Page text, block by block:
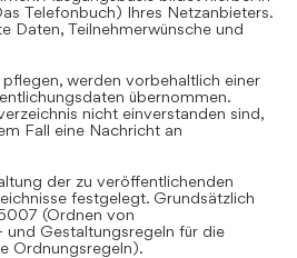
Telefonbuch) Ihres Netzanbieters.
Daten, Teilnehmerwünsche und
werden vorbehaltlich einer
übernommen.
nicht einverstanden sind,
Fall eine Nachricht an
der zu veröffentlichenden
festgelegt. Grundsätzlich
(Ordnen von
Gestaltungsregeln für die
Ordnungsregeln).